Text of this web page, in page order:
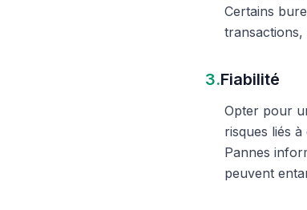
Certains
transactions,
3.Fiabilité
Opter pour
risques liés
Pannes
peuvent